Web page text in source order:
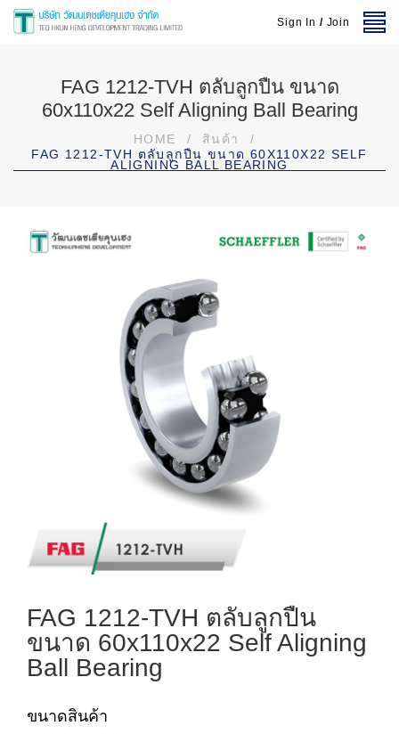
Sign In / Join
FAG 1212-TVH ตลับลูกปืน ขนาด
60x110x22 Self Aligning Ball Bearing
HOME / สินค้า
/
FAG 1212-TVH ตลับลูกปืน ขนาด 60X110X22 SELF
ALIGNING BALL BEARING
FAG 1212-TVH ตลับลูกปืน
ขนาด 60x110x22 Self Aligning
Ball Bearing
ขนาดสินค้า